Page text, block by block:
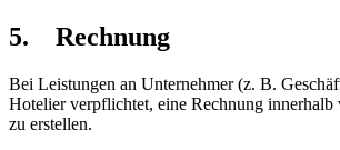
5. Rechnung
Bei Leistungen an Unternehmer (z. B.
Hotelier verpflichtet, eine Rechnung innerhalb
zu erstellen.